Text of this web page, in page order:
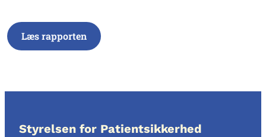
Læs rapporten
Styrelsen for Patientsikkerhed